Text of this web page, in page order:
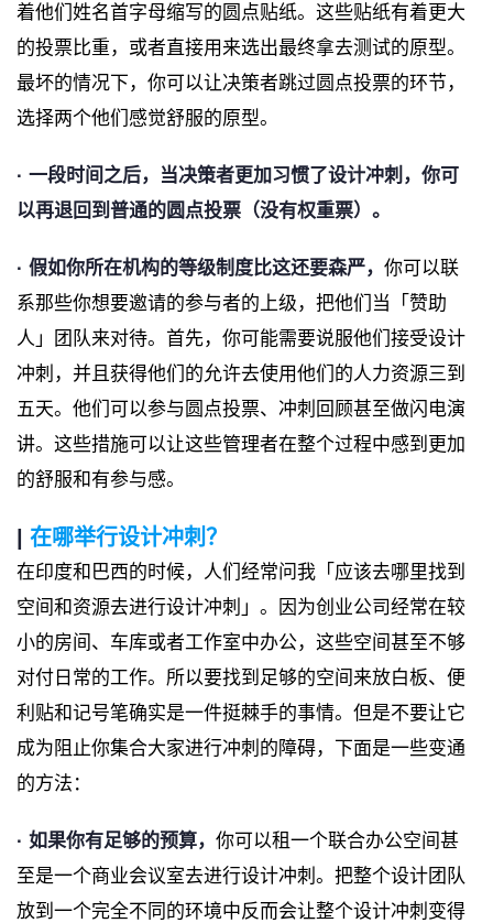
着他们姓名首字母缩写的圆点贴纸。这些贴纸有着更大
的投票比重，或者直接用来选出最终拿去测试的原型。
最坏的情况下，你可以让决策者跳过圆点投票的环节，
选择两个他们感觉舒服的原型。
· 一段时间之后，
当决策者更加习惯了设计冲刺，你可
以再退回到普通的圆点投票（没有权重票）。
· 假如你所在机构的等级制度比这还要森严， 你可以联
系那些你想要邀请的参与者的上级，把他们当「赞助
人」团队来对待。首先，你可能需要说服他们接受设计
冲刺，并且获得他们的允许去使用他们的人力资源三到
五天。他们可以参与圆点投票、冲刺回顾甚至做闪电演
讲。这些措施可以让这些管理者在整个过程中感到更加
的舒服和有参与感。
| 在哪举行设计冲刺？
在印度和巴西的时候，人们经常问我「应该去哪里找到
空间和资源去进行设计冲刺」。因为创业公司经常在较
小的房间、车库或者工作室中办公，这些空间甚至不够
对付日常的工作。所以要找到足够的空间来放白板、便
利贴和记号笔确实是一件挺棘手的事情。但是不要让它
成为阻止你集合大家进行冲刺的障碍，下面是一些变通
的方法：
· 如果你有足够的预算， 你可以租一个联合办公空间甚
至是一个商业会议室去进行设计冲刺。把整个设计团队
放到一个完全不同的环境中反而会让整个设计冲刺变得